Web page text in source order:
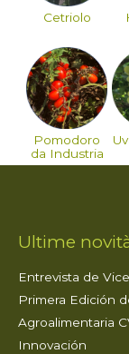
Cetriolo
Pomodoro
da Industria
Ultime
Entrevista de
Primera Edición
Agroalimentaria
Innovación